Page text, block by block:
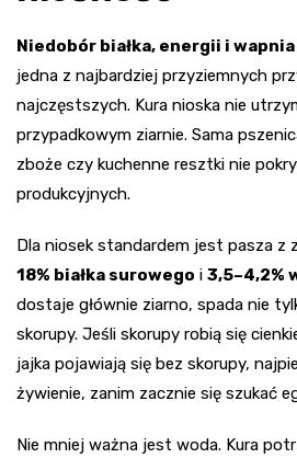
Niedobór białka, energii i
jedna z najbardziej przyziemnych
najczęstszych. Kura nioska nie
przypadkowym ziarnie. Sama
zboże czy kuchenne resztki nie
produkcyjnych.
Dla niosek standardem jest pasza z
18% białka surowego i 3,5–4,2%
dostaje głównie ziarno, spada nie
skorupy. Jeśli skorupy robią się
jajka pojawiają się bez skorupy,
żywienie, zanim zacznie się szukać
Nie mniej ważna jest woda. Kura